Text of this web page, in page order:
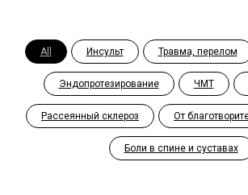
All Инсульт Травма, перелом
Эндопротезирование ЧМТ
Рассеянный склероз От
Боли в спине и суставах